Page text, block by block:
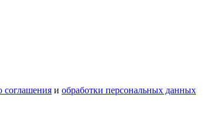
соглашения и обработки персональных данных